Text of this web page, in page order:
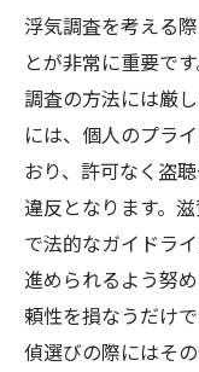
浮気調査を考える
とが非常に重要で
調査の方法には厳
には、個人のプラ
おり、許可なく盗
違反となります。
で法的なガイドラ
進められるよう努
頼性を損なうだけ
偵選びの際にはそ